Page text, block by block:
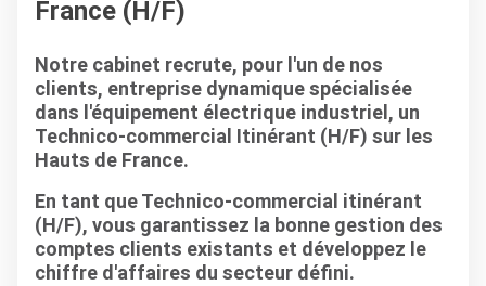
France (H/F)
Notre cabinet recrute, pour l'un de nos
clients, entreprise dynamique spécialisée
dans l'équipement électrique industriel, un
Technico-commercial Itinérant (H/F) sur les
Hauts de France.
En tant que Technico-commercial itinérant
(H/F), vous garantissez la bonne gestion des
comptes clients existants et développez le
chiffre d'affaires du secteur défini.